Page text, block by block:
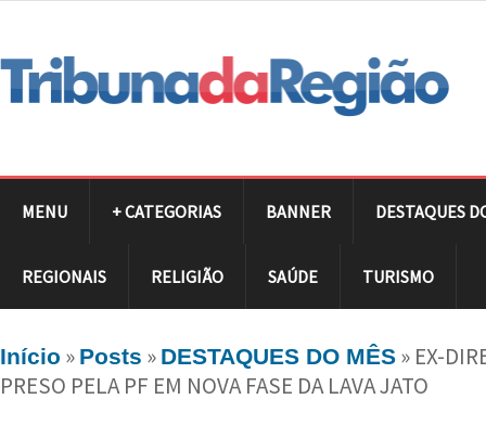
MENU + CATEGORIAS BANNER DESTAQUES
REGIONAIS RELIGIÃO SAÚDE TURISMO
Início » Posts » DESTAQUES DO MÊS » EX-
PRESO PELA PF EM NOVA FASE DA LAVA JATO